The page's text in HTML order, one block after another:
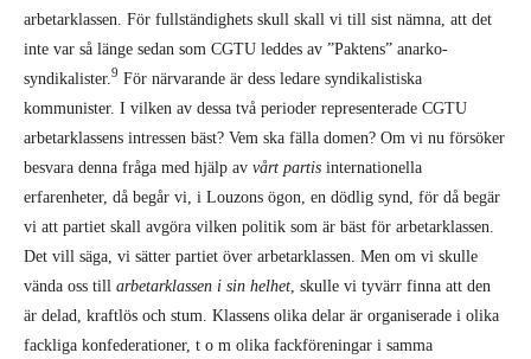
arbetarklassen. För fullständighets skull skall vi till sist nämna, att det
inte var så länge sedan som CGTU leddes av ”Paktens” anarko-
syndikalister. 9 För närvarande är dess ledare syndikalistiska
kommunister. I vilken av dessa två perioder rep­resenterade CGTU
arbetarklassens intressen bäst? Vem ska fälla domen? Om vi nu för­söker
besvara denna fråga med hjälp av vårt partis internationella
erfarenheter, då begår vi, i Lou­zons ögon, en dödlig synd, för då begär
vi att partiet skall avgöra vilken politik som är bäst för arbetarklassen.
Det vill säga, vi sätter partiet över arbetarklassen. Men om vi skulle
vända oss till arbetarklassen i sin helhet , skulle vi tyvärr finna att den
är delad, kraftlös och stum. Klassens olika delar är organiserade i olika
fackliga konfederationer, t o m olika fackföreningar i samma